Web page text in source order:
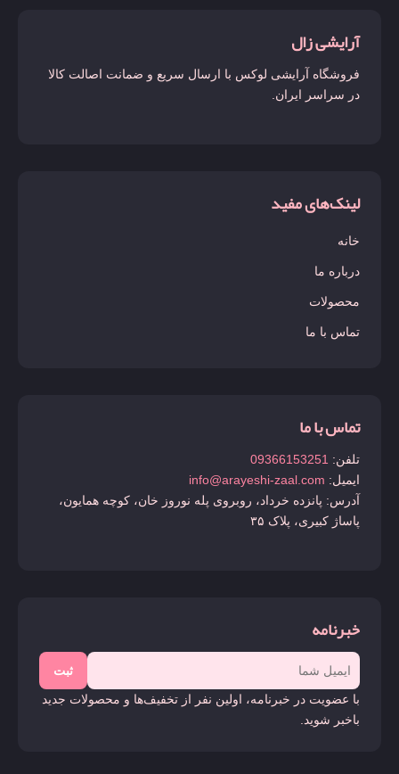
آرایشی زال
فروشگاه آرایشی لوکس با ارسال سریع و ضمانت اصالت کالا
در سراسر ایران.
لینک‌های مفید
خانه
درباره ما
محصولات
تماس با ما
تماس با ما
تلفن: 09366153251
ایمیل: info@arayeshi-zaal.com
آدرس: پانزده خرداد، روبروی پله نوروز خان، کوچه همایون،
پاساژ کبیری، پلاک ۳۵
خبرنامه
ثبت
با عضویت در خبرنامه، اولین نفر از تخفیف‌ها و محصولات جدید
باخبر شوید.